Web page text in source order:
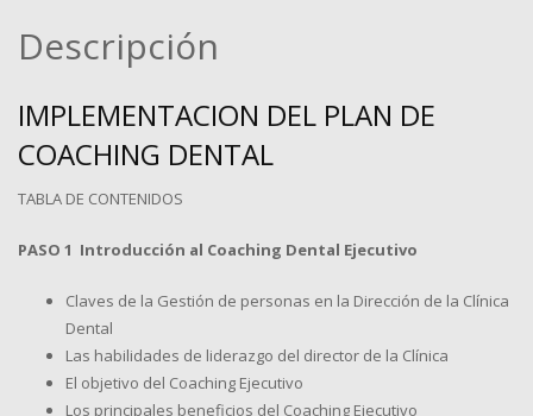
Descripción
IMPLEMENTACION DEL PLAN DE
COACHING DENTAL
TABLA DE CONTENIDOS
PASO 1 Introducción al Coaching Dental Ejecutivo
Claves de la Gestión de personas en la Dirección de la Clínica
Dental
Las habilidades de liderazgo del director de la Clínica
El objetivo del Coaching Ejecutivo
Los principales beneficios del Coaching Ejecutivo